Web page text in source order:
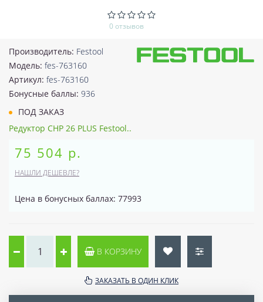
0 отзывов
Производитель: Festool
Модель: fes-763160
Артикул: fes-763160
Бонусные баллы: 936
ПОД ЗАКАЗ
Редуктор CHP 26 PLUS Festool..
75 504 р.
НАШЛИ ДЕШЕВЛЕ?
Цена в бонусных баллах: 77993
В КОРЗИНУ
ЗАКАЗАТЬ В ОДИН КЛИК